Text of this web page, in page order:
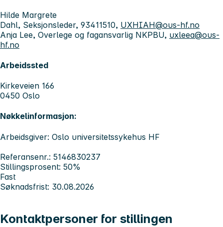
Hilde Margrete
Dahl, Seksjonsleder, 93411510, UXHIAH@ous-hf.no
Anja Lee, Overlege og fagansvarlig NKPBU, uxleea@ous-
hf.no
Arbeidssted
Kirkeveien 166
0450 Oslo
Nøkkelinformasjon:
Arbeidsgiver: Oslo universitetssykehus HF
Referansenr.: 5146830237
Stillingsprosent: 50%
Fast
Søknadsfrist: 30.08.2026
Kontaktpersoner for stillingen